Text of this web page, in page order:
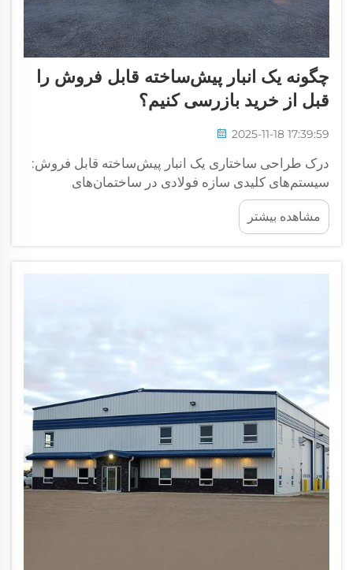
چگونه یک انبار پیش‌ساخته قابل فروش را
قبل از خرید بازرسی کنیم؟
2025-11-18 17:39:59
درک طراحی ساختاری یک انبار پیش‌ساخته قابل فروش:
سیستم‌های کلیدی سازه فولادی در ساختمان‌های
پیش‌ساخته. انبارهای پیش‌ساخته به قاب‌های فولادی،
مصالح سقف و صفحات دیواری متکی هستند که در
کارخانه و در شرایط دقیق و کنترل‌شده تولید می‌شوند...
مشاهده بیشتر